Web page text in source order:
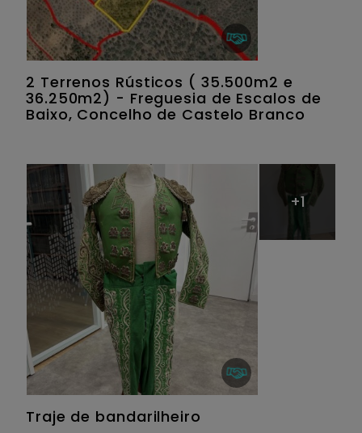
2 Terrenos Rústicos ( 35.500m2 e
36.250m2) - Freguesia de Escalos de
Baixo, Concelho de Castelo Branco
+1
Traje de bandarilheiro